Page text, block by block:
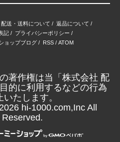
配送・送料について / 返品について /
記/ プライバシーポリシー /
ョップブログ / RSS / ATOM
著作権は当「株式会社 配
的に利用するなどの行為
たします。
hi-1000.com,Inc All